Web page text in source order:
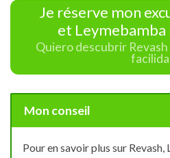
Je réserve mon
et
Quiero descubrir
Mon conseil
Pour en savoir plus sur